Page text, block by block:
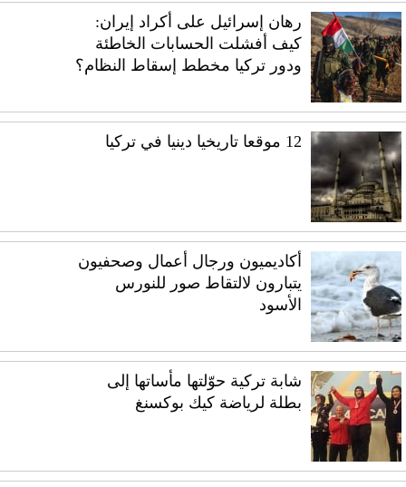
رهان إسرائيل على أكراد إيران:
كيف أفشلت الحسابات الخاطئة
ودور تركيا مخطط إسقاط النظام؟
12 موقعا تاريخيا دينيا في تركيا
أكاديميون ورجال أعمال وصحفيون
يتبارون لالتقاط صور للنورس
الأسود
شابة تركية حوّلتها مأساتها إلى
بطلة لرياضة كيك بوكسنغ